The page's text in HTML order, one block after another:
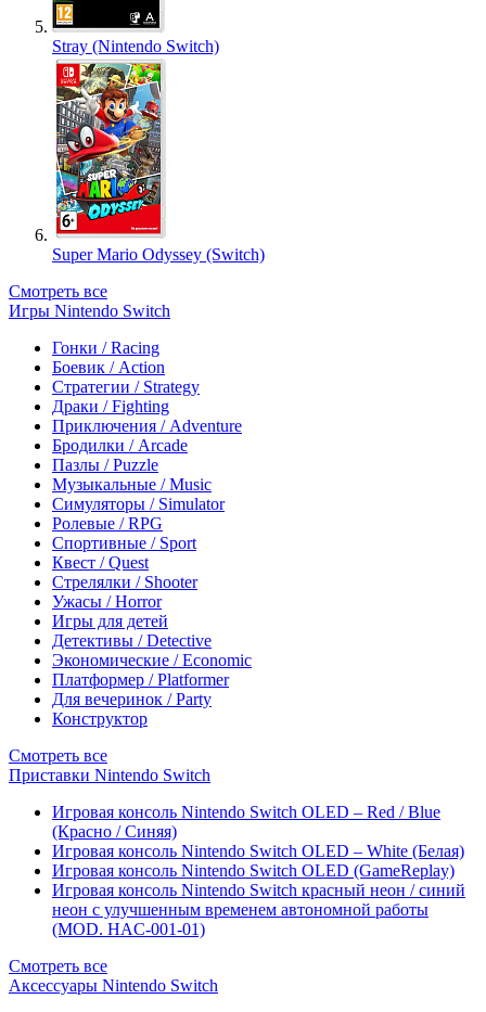
Stray (Nintendo Switch)
Super Mario Odyssey (Switch)
Смотреть все
Игры Nintendo Switch
Гонки / Racing
Боевик / Action
Стратегии / Strategy
Драки / Fighting
Приключения / Adventure
Бродилки / Arcade
Пазлы / Puzzle
Музыкальные / Music
Симуляторы / Simulator
Ролевые / RPG
Спортивные / Sport
Квест / Quest
Стрелялки / Shooter
Ужасы / Horror
Игры для детей
Детективы / Detective
Экономические / Economic
Платформер / Platformer
Для вечеринок / Party
Конструктор
Смотреть все
Приставки Nintendo Switch
Игровая консоль Nintendo Switch OLED – Red / Blue
(Красно / Синяя)
Игровая консоль Nintendo Switch OLED – White (Белая)
Игровая консоль Nintendo Switch OLED (GameReplay)
Игровая консоль Nintendo Switch красный неон / синий
неон с улучшенным временем автономной работы
(MOD. HAC-001-01)
Смотреть все
Аксессуары Nintendo Switch